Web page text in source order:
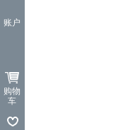
账户
购物
车